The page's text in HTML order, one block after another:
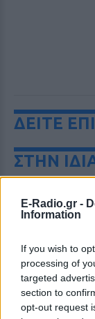
E-Radio.gr -
Information
If you wish to
processing of
targeted
section to
opt-out request
ΔΕΙΤΕ
ΣΤΗΝ